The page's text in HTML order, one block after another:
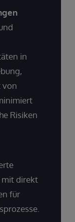
in
von
Risiken
mit direkt
für